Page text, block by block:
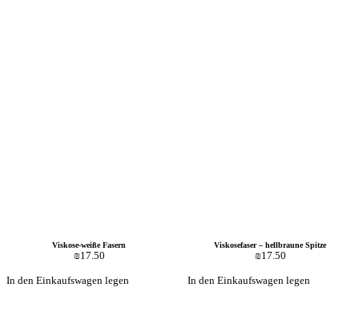
Viskose-weiße Fasern
₪17.50
In den Einkaufswagen legen
Viskosefaser – hellbraune Spitze
₪17.50
In den Einkaufswagen legen